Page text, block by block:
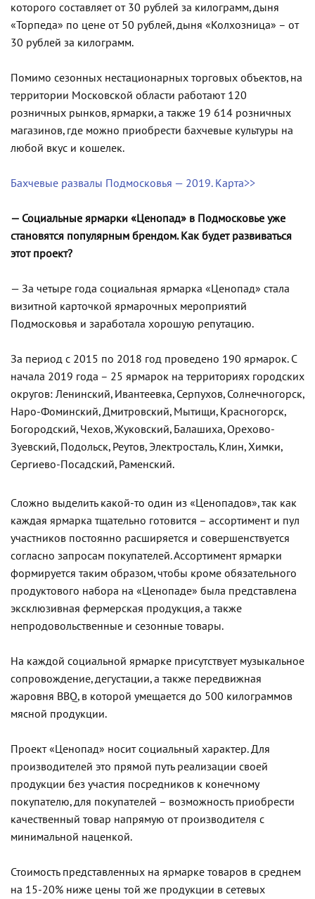
которого составляет от 30 рублей за килограмм, дыня
«Торпеда» по цене от 50 рублей, дыня «Колхозница» – от
30 рублей за килограмм.
Помимо сезонных нестационарных торговых объектов, на
территории Московской области работают 120
розничных рынков, ярмарки, а также 19 614 розничных
магазинов, где можно приобрести бахчевые культуры на
любой вкус и кошелек.
Бахчевые развалы Подмосковья — 2019. Карта>>
— Социальные ярмарки «Ценопад» в Подмосковье уже
становятся популярным брендом. Как будет развиваться
этот проект?
— За четыре года социальная ярмарка «Ценопад» стала
визитной карточкой ярмарочных мероприятий
Подмосковья и заработала хорошую репутацию.
За период с 2015 по 2018 год проведено 190 ярмарок. С
начала 2019 года – 25 ярмарок на территориях городских
округов: Ленинский, Ивантеевка, Серпухов, Солнечногорск,
Наро-Фоминский, Дмитровский, Мытищи, Красногорск,
Богородский, Чехов, Жуковский, Балашиха, Орехово-
Зуевский, Подольск, Реутов, Электросталь, Клин, Химки,
Сергиево-Посадский, Раменский.
Сложно выделить какой-то один из «Ценопадов», так как
каждая ярмарка тщательно готовится – ассортимент и пул
участников постоянно расширяется и совершенствуется
согласно запросам покупателей. Ассортимент ярмарки
формируется таким образом, чтобы кроме обязательного
продуктового набора на «Ценопаде» была представлена
эксклюзивная фермерская продукция, а также
непродовольственные и сезонные товары.
На каждой социальной ярмарке присутствует музыкальное
сопровождение, дегустации, а также передвижная
жаровня BBQ, в которой умещается до 500 килограммов
мясной продукции.
Проект «Ценопад» носит социальный характер. Для
производителей это прямой путь реализации своей
продукции без участия посредников к конечному
покупателю, для покупателей – возможность приобрести
качественный товар напрямую от производителя с
минимальной наценкой.
Стоимость представленных на ярмарке товаров в среднем
на 15-20% ниже цены той же продукции в сетевых